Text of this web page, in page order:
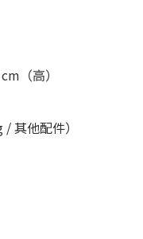
（高）
其他配件）